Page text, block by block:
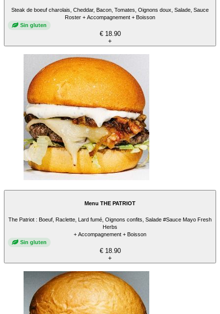
Steak de boeuf charolais, Cheddar, Bacon, Tomates, Oignons doux, Salade, Sauce
Roster + Accompagnement + Boisson
Sin gluten
€ 18.90
+
Menu THE PATRIOT
The Patriot : Boeuf, Raclette, Lard fumé, Oignons confits, Salade #Sauce Mayo Fresh
Herbs
+ Accompagnement + Boisson
Sin gluten
€ 18.90
+